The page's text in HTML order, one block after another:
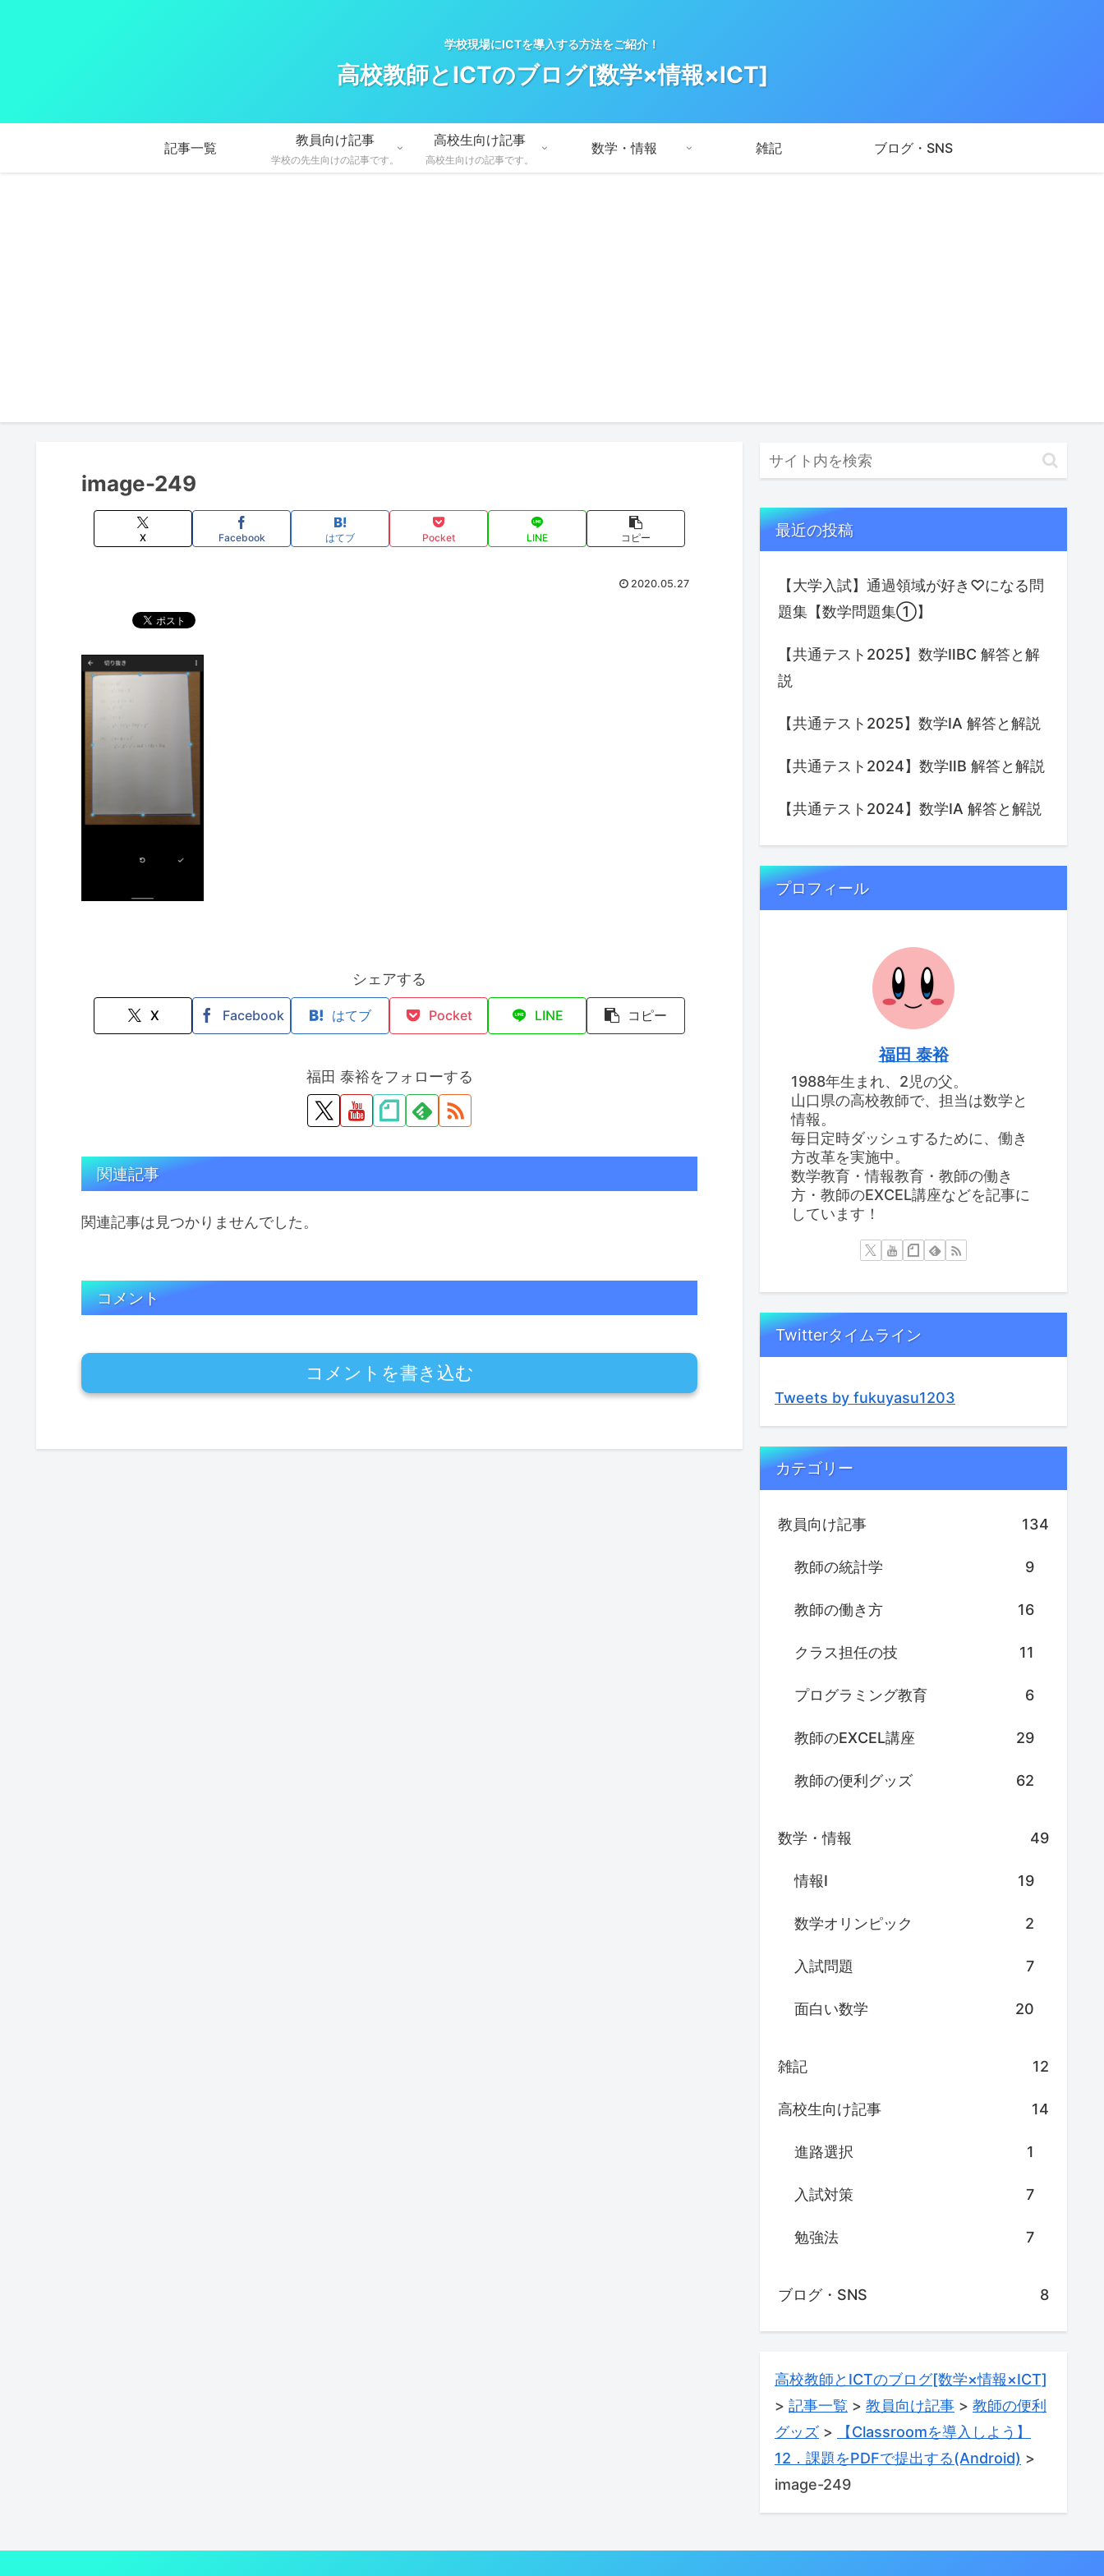
学校現場にICTを導入する方法をご紹介！
高校教師とICTのブログ[数学×情報×ICT]
記事一覧
教員向け記事
学校の先生向けの記事です。
高校生向け記事
高校生向けの記事です。
数学・情報 雑記 ブログ・SNS
image-249
X Facebook はてブ Pocket LINE コピー
2020.05.27
シェアする
X Facebook はてブ Pocket LINE コピー
福田 泰裕をフォローする
関連記事
関連記事は見つかりませんでした。
コメント
コメントを書き込む
最近の投稿
【大学入試】通過領域が好き♡になる問
題集【数学問題集①】
【共通テスト2025】数学ⅡBC 解答と解
説
【共通テスト2025】数学IA 解答と解説
【共通テスト2024】数学ⅡB 解答と解説
【共通テスト2024】数学IA 解答と解説
プロフィール
福田 泰裕
1988年生まれ、2児の父。
山口県の高校教師で、担当は数学と
情報。
毎日定時ダッシュするために、働き
方改革を実施中。
数学教育・情報教育・教師の働き
方・教師のEXCEL講座などを記事に
しています！
Twitterタイムライン
Tweets by fukuyasu1203
カテゴリー
教員向け記事 134
教師の統計学 9
教師の働き方 16
クラス担任の技 11
プログラミング教育 6
教師のEXCEL講座 29
教師の便利グッズ 62
数学・情報 49
情報Ⅰ 19
数学オリンピック 2
入試問題 7
面白い数学 20
雑記 12
高校生向け記事 14
進路選択 1
入試対策 7
勉強法 7
ブログ・SNS 8
高校教師とICTのブログ[数学×情報×ICT]
> 記事一覧 > 教員向け記事 > 教師の便利
グッズ >
【Classroomを導入しよう】
12．課題をPDFで提出する(Android) >
image-249